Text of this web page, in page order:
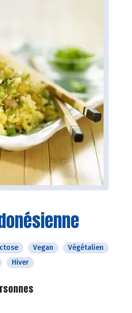
Vegan
Végétalien
Hiver